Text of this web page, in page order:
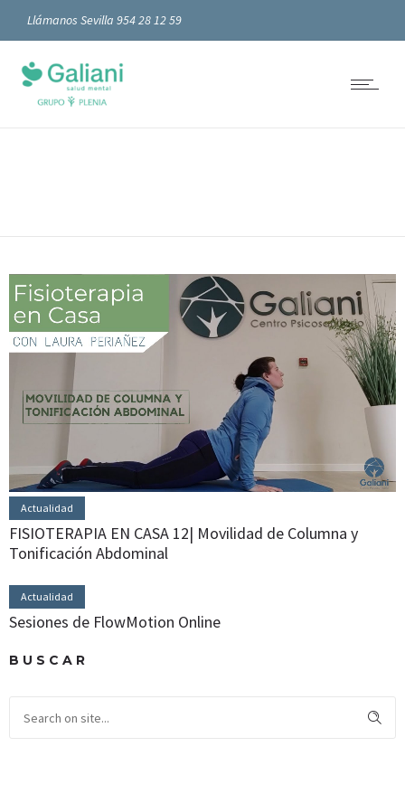
Llámanos Sevilla 954 28 12 59
Actualidad
FISIOTERAPIA EN CASA 12| Movilidad de Columna y
Tonificación Abdominal
Actualidad
Sesiones de FlowMotion Online
BUSCAR